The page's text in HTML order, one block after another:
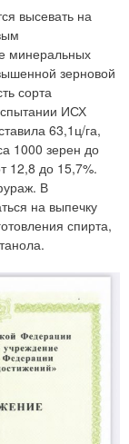
высевать на
минеральных
зерновой
сорта
ИСХ
63,1ц/га,
1000 зерен до
12,8 до 15,7%.
В
на выпечку
спирта,